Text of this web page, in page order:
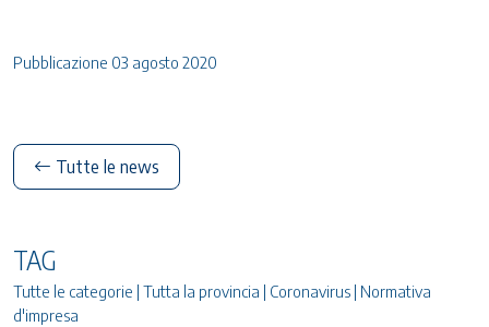
Pubblicazione 03 agosto 2020
Tutte le news
TAG
Tutte le categorie | Tutta la provincia | Coronavirus | Normativa
d'impresa